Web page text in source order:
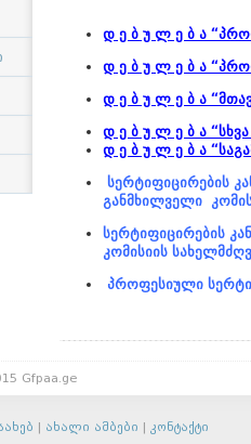
დ ე ბ უ ლ ე ბ ა “
დ ე ბ უ ლ ე ბ ა “
დ ე ბ უ ლ ე ბ ა “
დ ე ბ უ ლ ე ბ ა “
დ ე ბ უ ლ ე ბ ა “
სერტიფიცირების
განმხილველი
სერტიფიცირების
კომისიის
პროფესიული
Gfpaa.ge
| ახალი ამბები | კონტაქტი